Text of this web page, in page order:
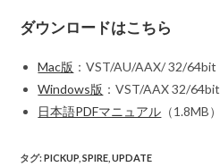
ダウンロードはこちら
Mac版 ：VST/AU/AAX/ 32/64bit
Windows版 ：VST/AAX 32/64bit
日本語PDFマニュアル （1.8MB）
タグ:PICKUP SPIRE UPDATE